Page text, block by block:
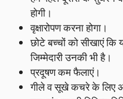
होगी।
वृक्षारोपण करना होगा।
छोटे बच्चों को सीखाएं
जिम्मेदारी उनकी भी है।
प्रदूषण कम फैलाएं।
गीले व सूखे कचरे के लिए